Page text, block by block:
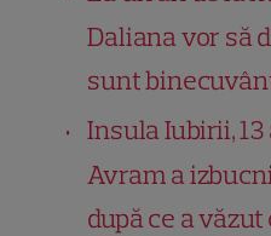
Daliana vor să
sunt
Insula Iubirii,
Avram a
după ce a